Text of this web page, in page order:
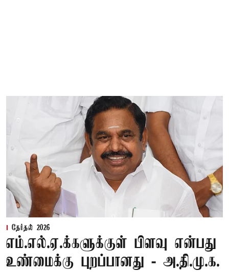
தேர்தல் 2026
எம்.எல்.ஏ.க்களுக்குள் பிளவு என்பது
உண்மைக்கு புறப்பானது - அ.தி.மு.க.